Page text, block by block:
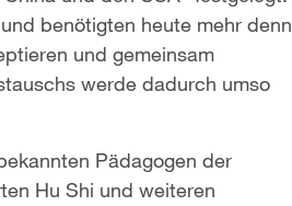
benötigten heute mehr denn
und gemeinsam
werde dadurch umso
Pädagogen der
Hu Shi und weiteren